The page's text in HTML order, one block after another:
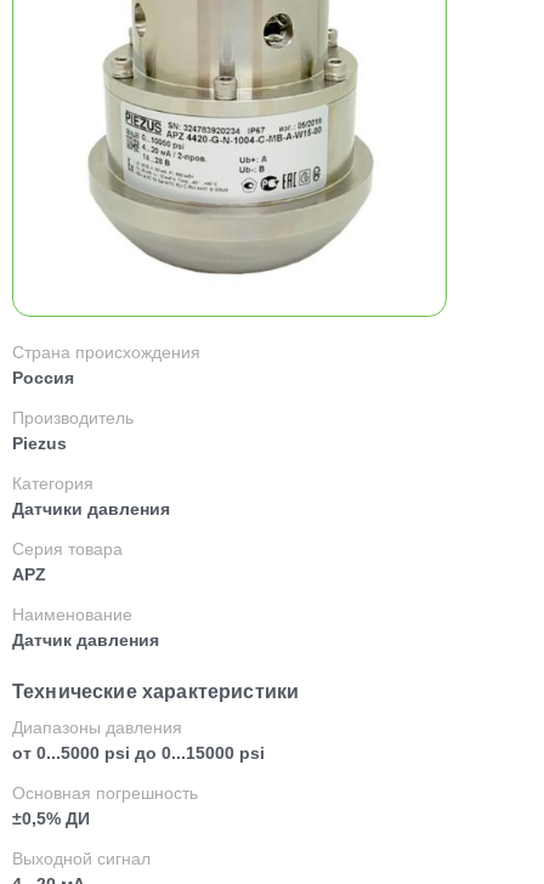
Страна происхождения
Россия
Производитель
Piezus
Категория
Датчики давления
Серия товара
APZ
Наименование
Датчик давления
Технические характеристики
Диапазоны давления
от 0...5000 psi до 0...15000 psi
Основная погрешность
±0,5% ДИ
Выходной сигнал